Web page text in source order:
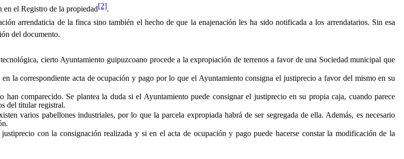
en el Registro de la propiedad[2].
arrendaticia de la finca sino también el hecho de que la enajenación les ha sido notificada a los arrendatarios. Sin esa
del documento.
cierto Ayuntamiento guipuzcoano procede a la expropiación de terrenos a favor de una Sociedad municipal que
la correspondiente acta de ocupación y pago por lo que el Ayuntamiento consigna el justiprecio a favor del mismo en su
comparecido. Se plantea la duda si el Ayuntamiento puede consignar el justiprecio en su propia caja, cuando parece
del titular registral.
varios pabellones industriales, por lo que la parcela expropiada habrá de ser segregada de ella. Además, es necesario
con la consignación realizada y si en el acta de ocupación y pago puede hacerse constar la modificación de la